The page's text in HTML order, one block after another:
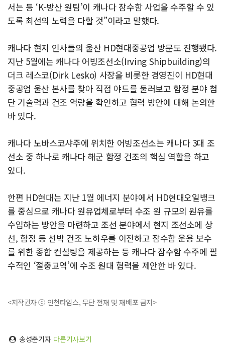
서는 등 ‘K-방산 원팀’이 캐나다 잠수함 사업을 수주할 수 있
도록 최선의 노력을 다할 것”이라고 말했다.
캐나다 현지 인사들의 울산 HD현대중공업 방문도 진행됐다.
지난 5월에는 캐나다 어빙조선소(Irving Shipbuilding)의
더크 레스코(Dirk Lesko) 사장을 비롯한 경영진이 HD현대
중공업 울산 본사를 찾아 직접 야드를 둘러보고 함정 분야 첨
단 기술력과 건조 역량을 확인하고 협력 방안에 대해 논의한
바 있다.
캐나다 노바스코샤주에 위치한 어빙조선소는 캐나다 3대 조
선소 중 하나로 캐나다 해군 함정 건조의 핵심 역할을 하고
있다.
한편 HD현대는 지난 1월 에너지 분야에서 HD현대오일뱅크
를 중심으로 캐나다 원유업체로부터 수조 원 규모의 원유를
수입하는 방안을 마련하고 조선 분야에서 현지 조선소에 상
선, 함정 등 선박 건조 노하우를 이전하고 잠수함 운용 보수
를 위한 종합 컨설팅을 제공하는 등 캐나다 잠수함 수주에 필
수적인 ‘절충교역’에 수조 원대 협력을 제안한 바 있다.
<저작권자 ⓒ 인천타임스, 무단 전재 및 재배포 금지>
송성춘기자 다른기사보기